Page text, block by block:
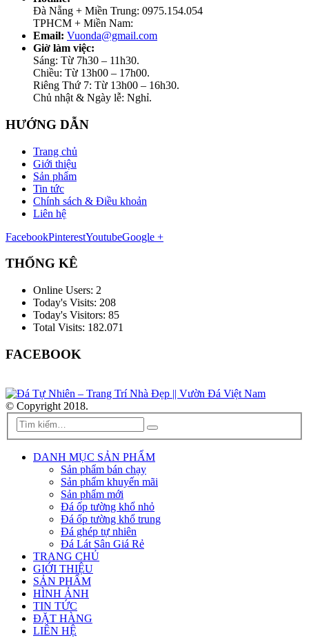
Đà Nẵng + Miền Trung: 0975.154.054
TPHCM + Miền Nam:
Email: Vuonda@gmail.com
Giờ làm việc:
Sáng: Từ 7h30 – 11h30.
Chiều: Từ 13h00 – 17h00.
Riêng Thứ 7: Từ 13h00 – 16h30.
Chủ nhật & Ngày lễ: Nghỉ.
HƯỚNG DẪN
Trang chủ
Giới thiệu
Sản phẩm
Tin tức
Chính sách & Điều khoản
Liên hệ
FacebookPinterestYoutubeGoogle +
THỐNG KÊ
Online Users: 2
Today's Visits: 208
Today's Visitors: 85
Total Visits: 182.071
FACEBOOK
© Copyright 2018.
DANH MỤC SẢN PHẨM
Sản phẩm bán chạy
Sản phẩm khuyến mãi
Sản phẩm mới
Đá ốp tường khổ nhỏ
Đá ốp tường khổ trung
Đá ghép tự nhiên
Đá Lát Sân Giá Rẻ
TRANG CHỦ
GIỚI THIỆU
SẢN PHẨM
HÌNH ẢNH
TIN TỨC
ĐẶT HÀNG
LIÊN HỆ